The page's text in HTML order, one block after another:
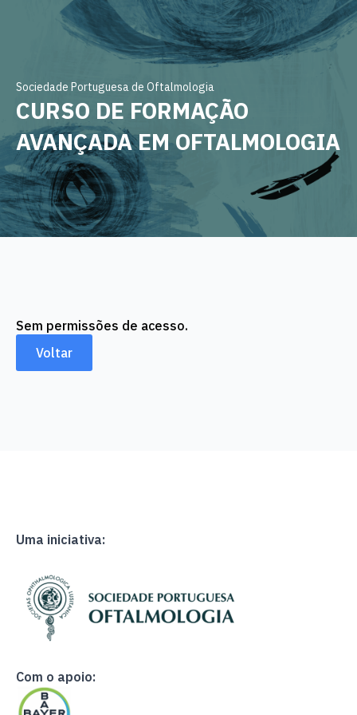
Sociedade Portuguesa de Oftalmologia
CURSO DE FORMAÇÃO
AVANÇADA EM OFTALMOLOGIA
Sem permissões de acesso.
Voltar
Uma iniciativa:
Com o apoio: